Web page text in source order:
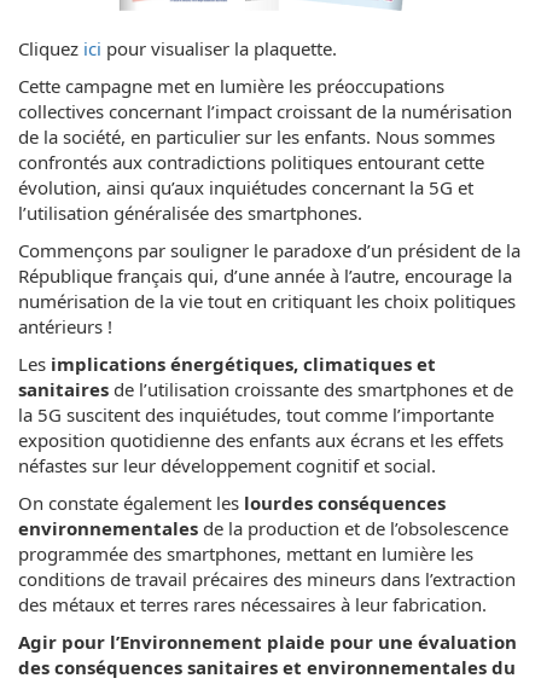
Cliquez ici pour visualiser la plaquette.
Cette campagne met en lumière les préoccupations
collectives concernant l’impact croissant de la numérisation
de la société, en particulier sur les enfants. Nous sommes
confrontés aux contradictions politiques entourant cette
évolution, ainsi qu’aux inquiétudes concernant la 5G et
l’utilisation généralisée des smartphones.
Commençons par souligner le paradoxe d’un président de la
République français qui, d’une année à l’autre, encourage la
numérisation de la vie tout en critiquant les choix politiques
antérieurs !
Les implications énergétiques, climatiques et
sanitaires de l’utilisation croissante des smartphones et de
la 5G suscitent des inquiétudes, tout comme l’importante
exposition quotidienne des enfants aux écrans et les effets
néfastes sur leur développement cognitif et social.
On constate également les lourdes conséquences
environnementales de la production et de l’obsolescence
programmée des smartphones, mettant en lumière les
conditions de travail précaires des mineurs dans l’extraction
des métaux et terres rares nécessaires à leur fabrication.
Agir pour l’Environnement plaide pour une évaluation
des conséquences sanitaires et environnementales du